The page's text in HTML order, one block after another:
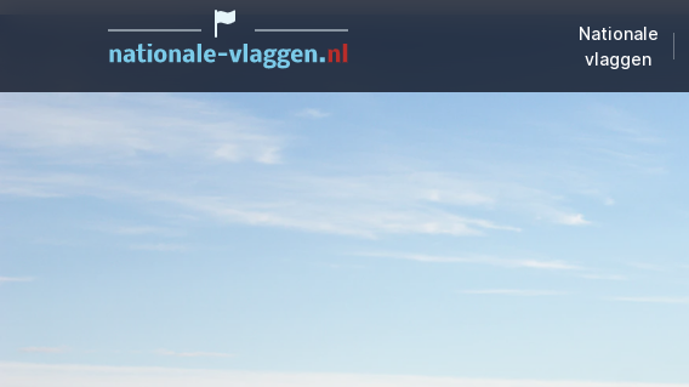
Nationale
vlaggen